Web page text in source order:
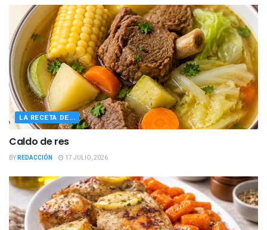
LA RECETA DE...
Caldo de res
BYREDACCIÓN 17 JULIO, 2026